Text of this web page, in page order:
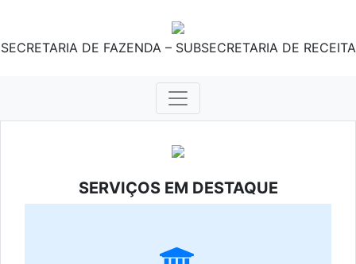
SECRETARIA DE FAZENDA – SUBSECRETARIA DE RECEITA
SERVIÇOS EM DESTAQUE